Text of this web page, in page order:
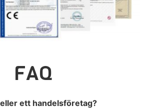
FAQ
ett handelsföretag?